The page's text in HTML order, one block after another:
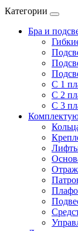
Категории
Бра и
С 1
С 2
С 3